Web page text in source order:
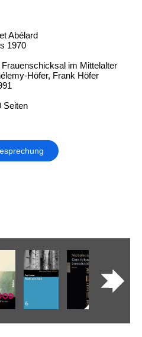
Abélard
1970
im Mittelalter
Höfer, Frank Höfer
Seiten